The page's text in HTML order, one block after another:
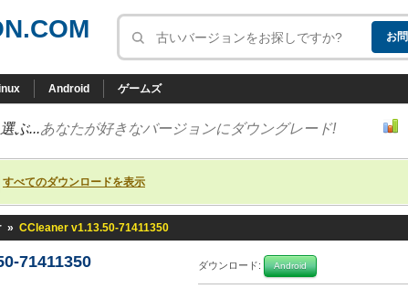
Android ゲームズ
ぶ...あなたが好きなバージョンにダウングレード!
すべてのダウンロードを表示
» CCleaner v1.13.50-71411350
71411350 ダウンロード: Android